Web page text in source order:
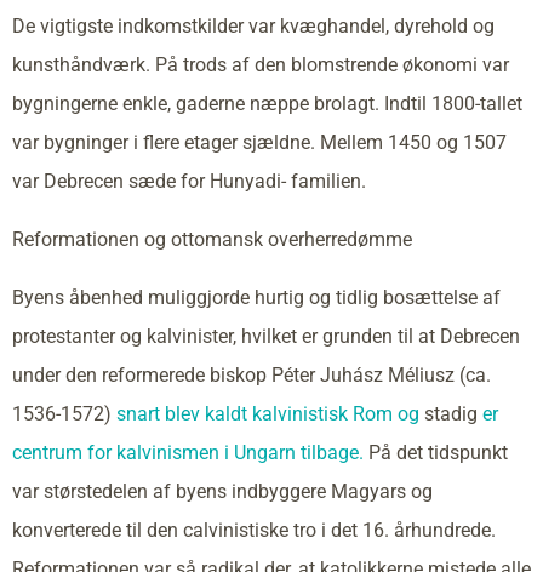
De vigtigste indkomstkilder var kvæghandel, dyrehold og
kunsthåndværk. På trods af den blomstrende økonomi var
bygningerne enkle, gaderne næppe brolagt. Indtil 1800-tallet
var bygninger i flere etager sjældne. Mellem 1450 og 1507
var Debrecen sæde for Hunyadi- familien.
Reformationen og ottomansk overherredømme
Byens åbenhed muliggjorde hurtig og tidlig bosættelse af
protestanter og kalvinister, hvilket er grunden til at Debrecen
under den reformerede biskop Péter Juhász Méliusz (ca.
1536-1572) snart blev kaldt kalvinistisk Rom og stadig er
centrum for kalvinismen i Ungarn tilbage. På det tidspunkt
var størstedelen af byens indbyggere Magyars og
konverterede til den calvinistiske tro i det 16. århundrede.